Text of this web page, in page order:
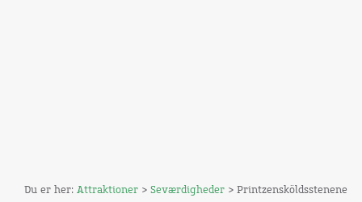
Du er her: Attraktioner > Seværdigheder > Printzensköldsstenene